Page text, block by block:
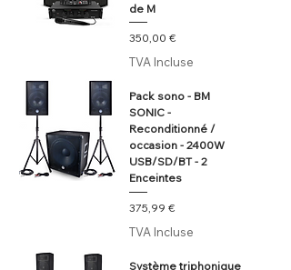
de M
Prix
350,00 €
TVA Incluse
Pack sono - BM
SONIC -
Reconditionné /
occasion - 2400W
USB/SD/BT - 2
Enceintes
Prix
375,99 €
TVA Incluse
Système triphonique